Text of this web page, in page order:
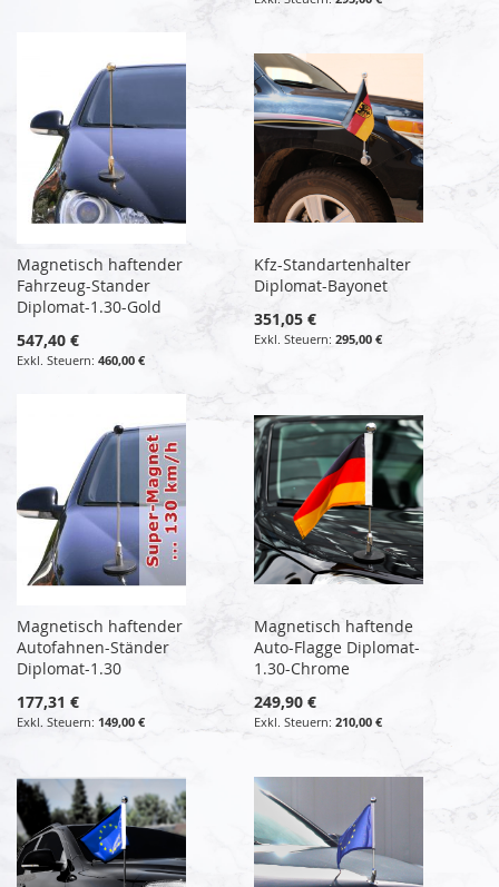
Magnetisch haftender
Fahrzeug-Stander
Diplomat-1.30-Gold
547,40 €
460,00 €
Kfz-Standartenhalter
Diplomat-Bayonet
351,05 €
295,00 €
Magnetisch haftender
Autofahnen-Ständer
Diplomat-1.30
177,31 €
149,00 €
Magnetisch haftende
Auto-Flagge Diplomat-
1.30-Chrome
249,90 €
210,00 €